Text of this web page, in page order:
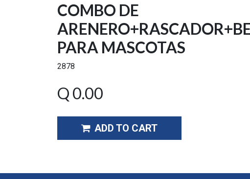
COMBO DE
PARA MASCOTAS
2878
Q 0.00
ADD TO CART